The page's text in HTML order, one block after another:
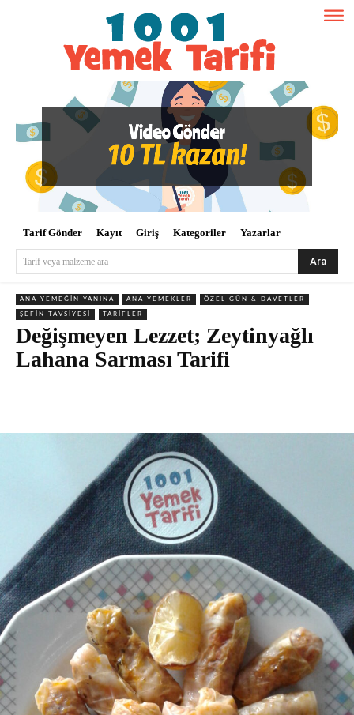
Tarif Gönder Kayıt Giriş Kategoriler Yazarlar
Tarif veya malzeme ara Ara
ANA YEMEĞIN YANINA ANA YEMEKLER ÖZEL GÜN & DAVETLER
ŞEFIN TAVSIYESI TARIFLER
Değişmeyen Lezzet; Zeytinyağlı
Lahana Sarması Tarifi